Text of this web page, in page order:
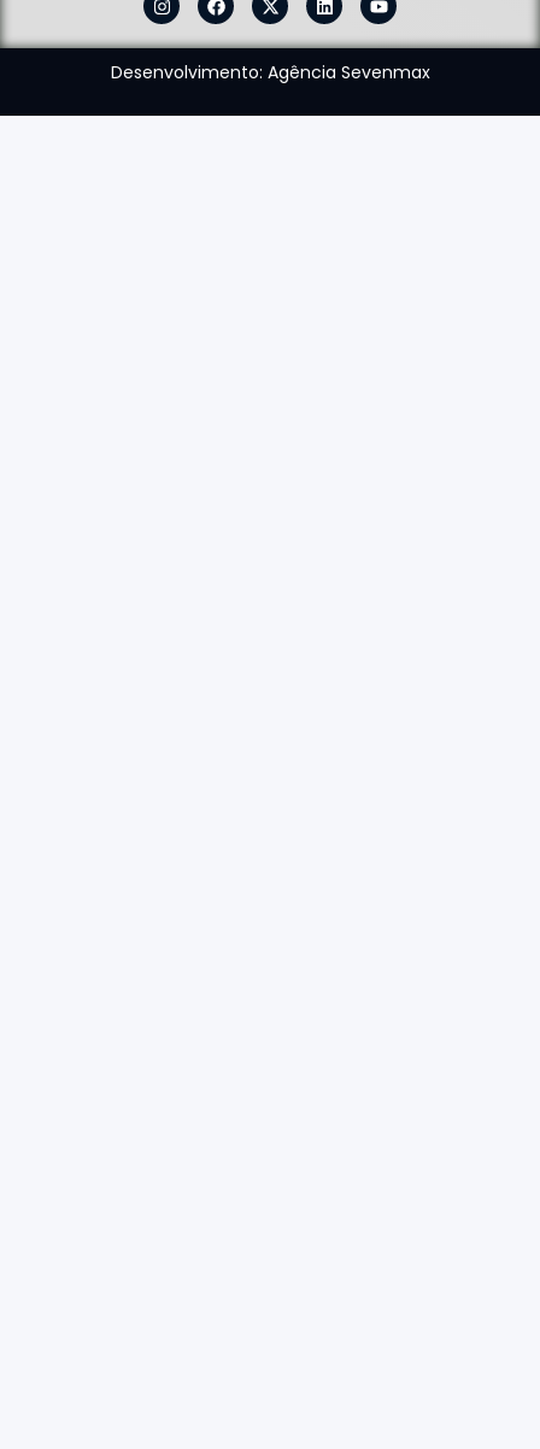
Desenvolvimento: Agência Sevenmax